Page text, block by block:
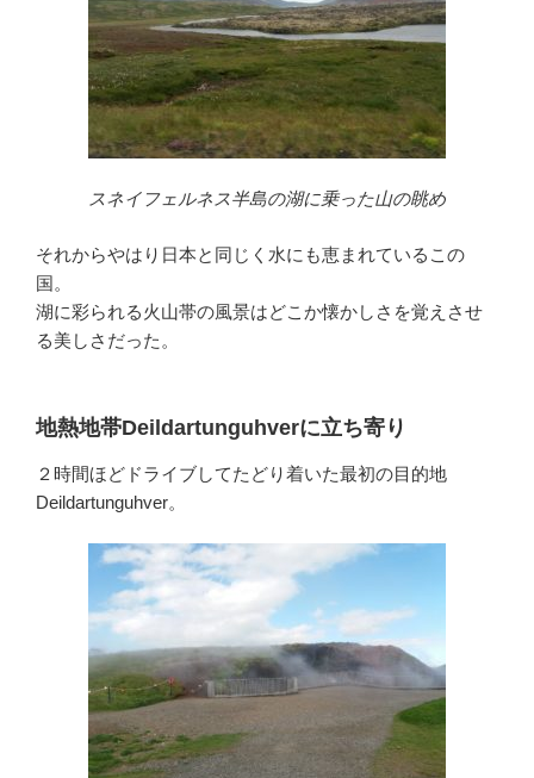
スネイフェルネス半島の湖に乗った山の眺め
それからやはり日本と同じく水にも恵まれているこの
国。
湖に彩られる火山帯の風景はどこか懐かしさを覚えさせ
る美しさだった。
地熱地帯Deildartunguhverに立ち寄り
２時間ほどドライブしてたどり着いた最初の目的地
Deildartunguhver。